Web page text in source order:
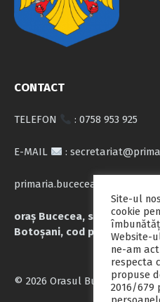
CONTACT
TELEFON : 0758 953 925
E-MAIL :
primaria.bucecea@yahoo.com
oraș Bucecea, str. Calea
Botoșani, cod poștal 717045
© 2026 Orasul Bucecea
Site-ul
cookie
Website-
ne-am
respecta
propuse
2016/679